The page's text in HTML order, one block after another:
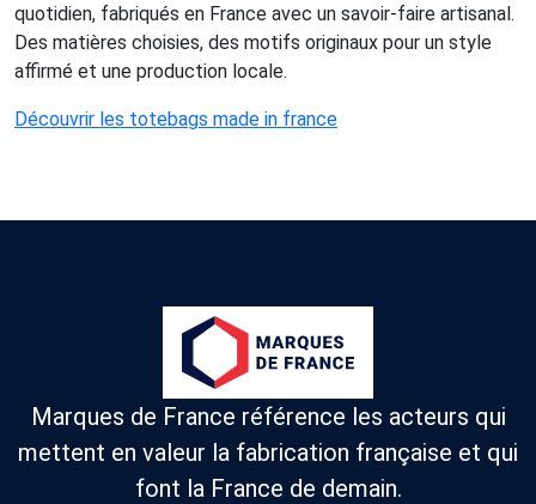
quotidien, fabriqués en France avec un savoir-faire artisanal.
Des matières choisies, des motifs originaux pour un style
affirmé et une production locale.
Découvrir les totebags made in france
Marques de France référence les acteurs qui
mettent en valeur la fabrication française et qui
font la France de demain.